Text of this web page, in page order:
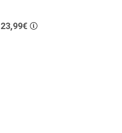
23,99€